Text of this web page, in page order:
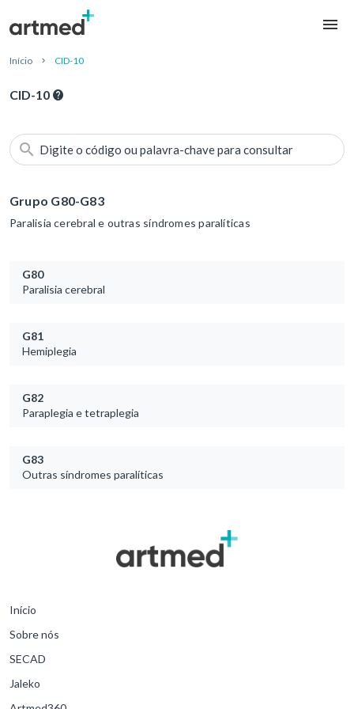
Início CID-10
CID-10
Digite o código ou palavra-chave para consultar
Grupo G80-G83
Paralisia cerebral e outras síndromes paralíticas
G80
Paralisia cerebral
G81
Hemiplegia
G82
Paraplegia e tetraplegia
G83
Outras síndromes paralíticas
Início
Sobre nós
SECAD
Jaleko